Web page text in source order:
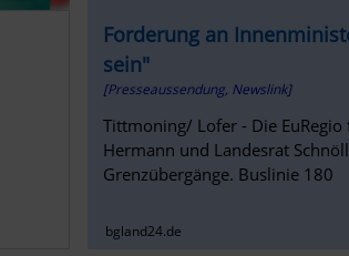
Forderung an
sein"
[Presseaussendung, Newslink]
Tittmoning/ Lofer - Die
Hermann und Landesrat
Grenzübergänge. Buslinie 180
bgland24.de